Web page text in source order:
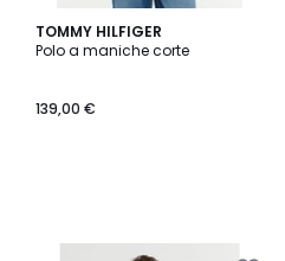
TOMMY HILFIGER
Polo a maniche corte
139,00 €